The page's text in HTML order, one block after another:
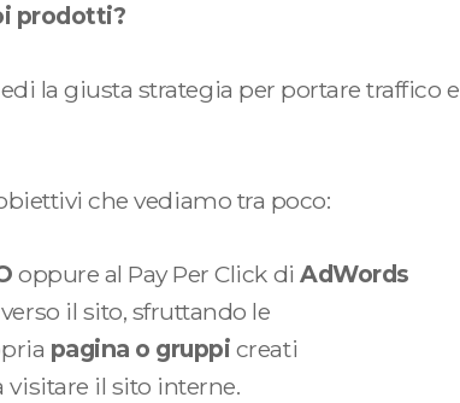
prodotti?
la giusta strategia per portare traffico e
che vediamo tra poco:
oppure al Pay Per Click diAdWords
il sito, sfruttando le
pagina o gruppi creati
il sito interne.